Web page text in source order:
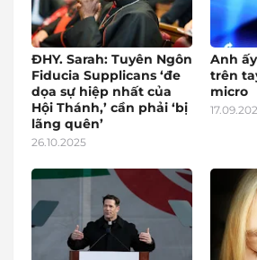
ĐHY. Sarah: Tuyên Ngôn
Fiducia Supplicans ‘đe
dọa sự hiệp nhất của
Hội Thánh,’ cần phải ‘bị
lãng quên’
26.10.2025
Anh
trên
micro